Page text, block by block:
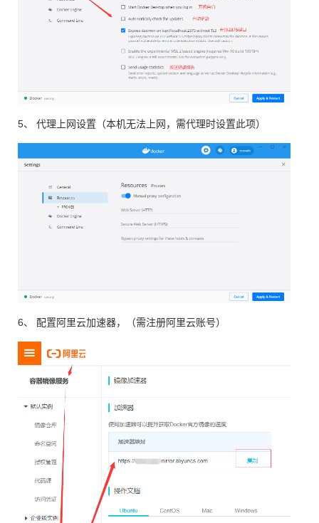
5、 代理上网设置（本机无法上网，需代理时设置此项）
6、 配置阿里云加速器，（需注册阿里云账号）